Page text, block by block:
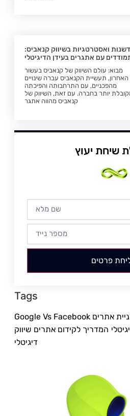
ואסטרטגיות בשיווק קנאביס:
עם אתגרים בעידן הדיגיטלי
מבוא: עולם השיווק של קנאביס בעשור
האחרון, תעשיית הקנאביס עברה שינויים
מהפכניים, עם התרחבותה והפיכתה
יותר בחברה. עם זאת, השיווק של
קנאביס מהווה אתגר
שיחת יעוץ
פרטים
Tags
אתרים
המדריך לקידום אתרים שיווק
דיגיטלי